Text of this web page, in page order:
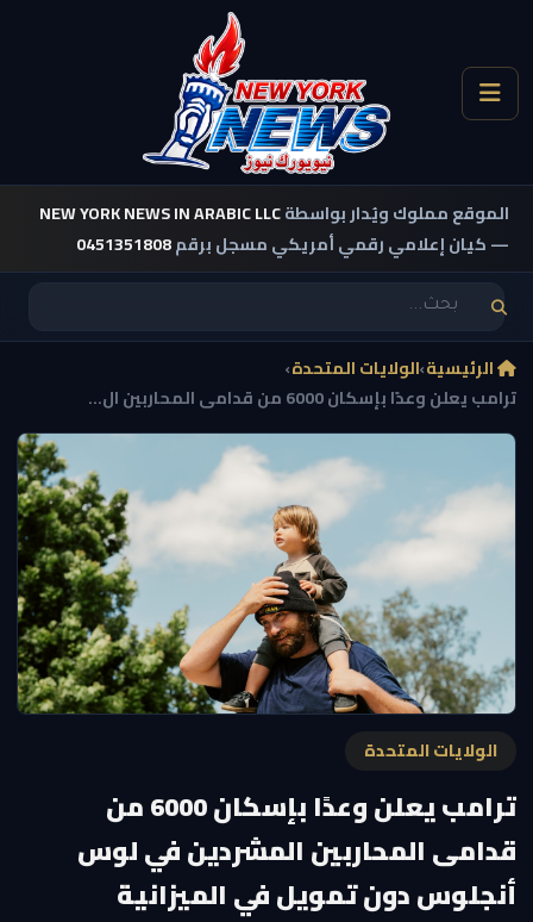
الموقع مملوك ويُدار بواسطةNEW YORK NEWS IN ARABIC LLC
— كيان إعلامي رقمي أمريكي مسجل برقم0451351808
الرئيسية›الولايات المتحدة›
ترامب يعلن وعدًا بإسكان 6000 من قدامى المحاربين ال...
الولايات المتحدة
ترامب يعلن وعدًا بإسكان 6000 من
قدامى المحاربين المشردين في لوس
أنجلوس دون تمويل في الميزانية